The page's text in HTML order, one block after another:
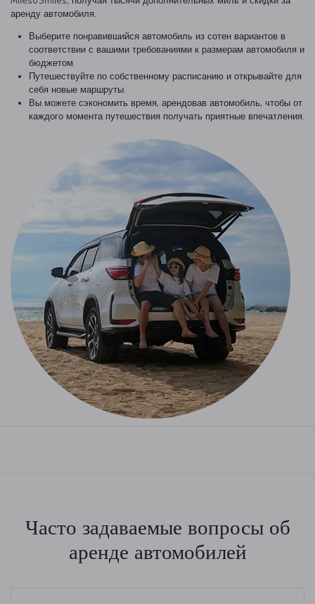
аренду автомобиля.
Выберите понравившийся автомобиль из сотен вариантов в
соответствии с вашими требованиями к размерам автомобиля и
бюджетом.
Путешествуйте по собственному расписанию и открывайте для
себя новые маршруты.
Вы можете сэкономить время, арендовав автомобиль, чтобы от
каждого момента путешествия получать приятные впечатления.
Часто задаваемые вопросы об
аренде автомобилей